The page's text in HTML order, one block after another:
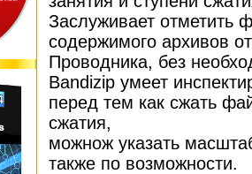
Заслуживает отметить
содержимого архивов
Проводника, без
Bandizip умеет
перед тем как сжать
сжатия,
можнож указать
также по возможности.